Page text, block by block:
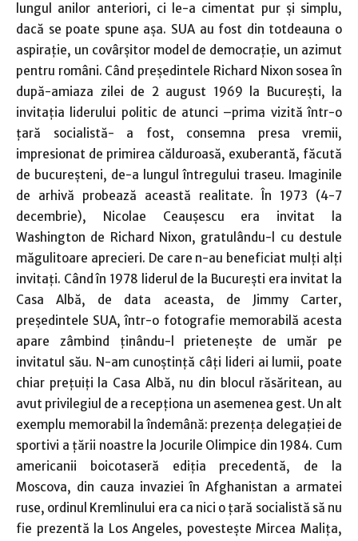
lungul anilor anteriori, ci le-a cimentat pur şi simplu,
dacă se poate spune aşa. SUA au fost din totdeauna o
aspiraţie, un covârşitor model de democraţie, un azimut
pentru români. Când preşedintele Richard Nixon sosea în
după-amiaza zilei de 2 august 1969 la Bucureşti, la
invitaţia liderului politic de atunci –prima vizită într-o
ţară socialistă- a fost, consemna presa vremii,
impresionat de primirea călduroasă, exuberantă, făcută
de bucureşteni, de-a lungul întregului traseu. Imaginile
de arhivă probează această realitate. În 1973 (4-7
decembrie), Nicolae Ceauşescu era invitat la
Washington de Richard Nixon, gratulându-l cu destule
măgulitoare aprecieri. De care n-au beneficiat mulţi alţi
invitaţi. Când în 1978 liderul de la Bucureşti era invitat la
Casa Albă, de data aceasta, de Jimmy Carter,
preşedintele SUA, într-o fotografie memorabilă acesta
apare zâmbind ţinându-l prieteneşte de umăr pe
invitatul său. N-am cunoştinţă câţi lideri ai lumii, poate
chiar preţuiţi la Casa Albă, nu din blocul răsăritean, au
avut privilegiul de a recepţiona un asemenea gest. Un alt
exemplu memorabil la îndemână: prezenţa delegaţiei de
sportivi a ţării noastre la Jocurile Olimpice din 1984. Cum
americanii boicotaseră ediţia precedentă, de la
Moscova, din cauza invaziei în Afghanistan a armatei
ruse, ordinul Kremlinului era ca nici o ţară socialistă să nu
fie prezentă la Los Angeles, povesteşte Mircea Maliţa,